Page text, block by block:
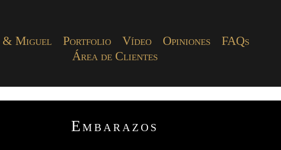
& Miguel Portfolio Vídeo Opiniones
FAQs
Área de Clientes
Embarazos